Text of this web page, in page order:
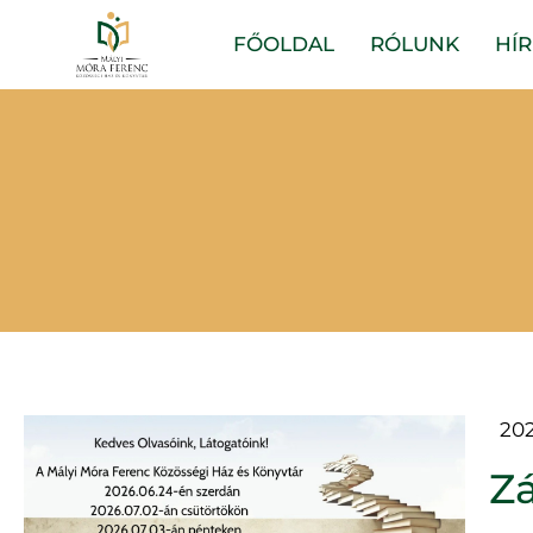
FŐOLDAL RÓLUNK